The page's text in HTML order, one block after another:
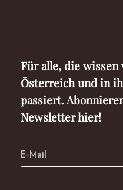
Für alle, die wissen
Österreich und in
passiert.
Newsletter hier!